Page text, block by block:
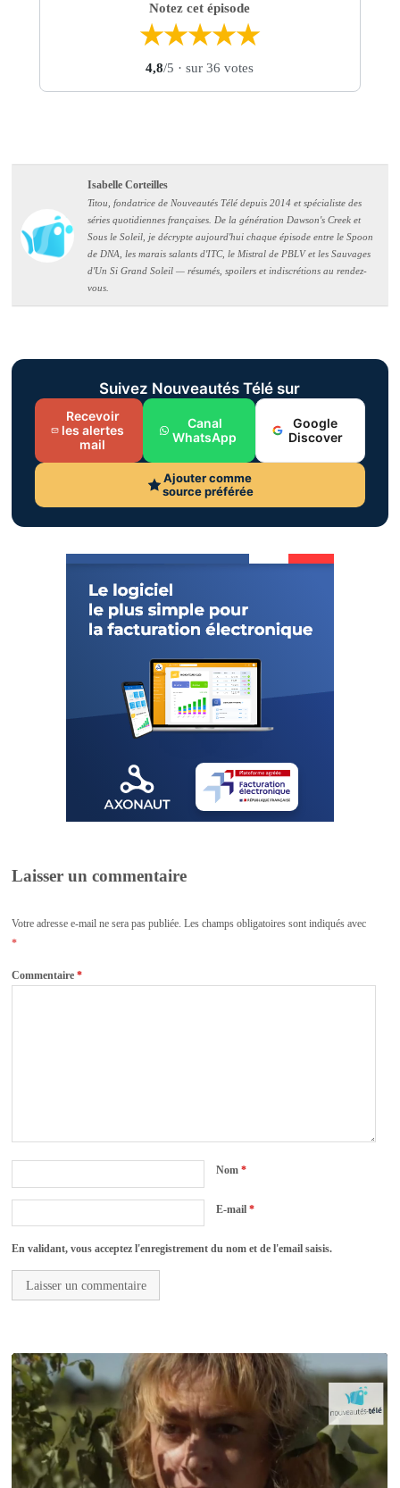
Notez cet épisode
★★★★★
4,8/5 · sur 36 votes
Isabelle Corteilles
Titou, fondatrice de Nouveautés Télé depuis 2014 et spécialiste des
séries quotidiennes françaises. De la génération Dawson's Creek et
Sous le Soleil, je décrypte aujourd'hui chaque épisode entre le Spoon
de DNA, les marais salants d'ITC, le Mistral de PBLV et les Sauvages
d'Un Si Grand Soleil — résumés, spoilers et indiscrétions au rendez-
vous.
Suivez Nouveautés Télé sur
Recevoir
les alertes
mail
Canal
WhatsApp
Google
Discover
Ajouter comme
source préférée
Laisser un commentaire
Votre adresse e-mail ne sera pas publiée. Les champs obligatoires sont indiqués avec
*
Commentaire*
Nom*
E-mail*
En validant, vous acceptez l'enregistrement du nom et de l'email saisis.